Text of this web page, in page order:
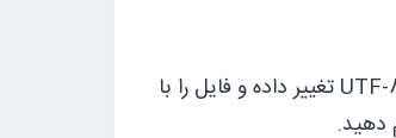
کافی است کدهای بالا را در یک نوت‌پد کپی کنید، هنگام ذخیره سازی Encoding را به UTF-8 تغییر داده و فایل را با